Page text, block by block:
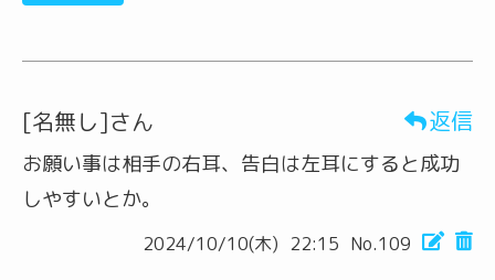
[名無し]さん 返信
お願い事は相手の右耳、告白は左耳にすると成功
しやすいとか。
2024/10/10(木) 22:15 No.109